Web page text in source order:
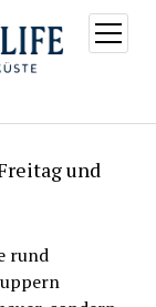
Menü
öffnen
und
rund